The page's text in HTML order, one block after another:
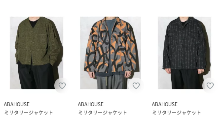
ABAHOUSE
ミリタリージャケット
ABAHOUSE
ミリタリージャケット
ABAHOUSE
ミリタリージャケット